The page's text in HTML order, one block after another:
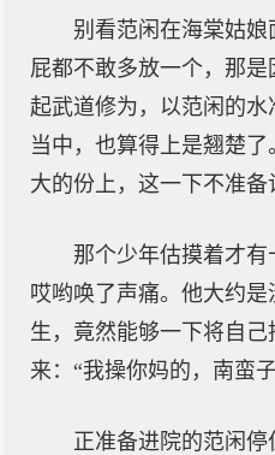
别看范闲在海棠姑
屁都不敢多放一个，那
起武道修为，以范闲的
当中，也算得上是翘楚
大的份上，这一下不准备
那个少年估摸着才有
哎哟唤了声痛。他大约
生，竟然能够一下将自
来：“我操你妈的，南蛮
正准备进院的范闲停